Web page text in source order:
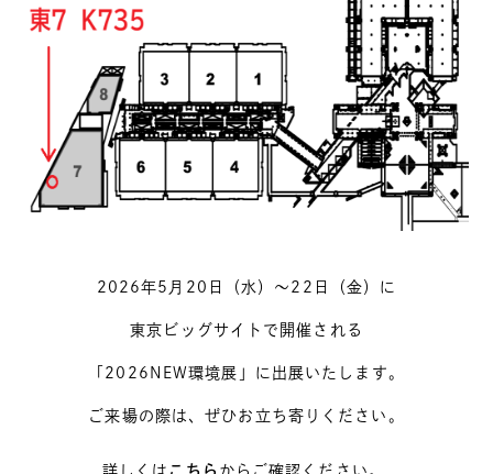
2026年5月20日（水）～22日（金）に
東京ビッグサイトで開催される
「2026NEW環境展」に出展いたします。
ご来場の際は、ぜひお立ち寄りください。
詳しくは こちら からご確認ください。